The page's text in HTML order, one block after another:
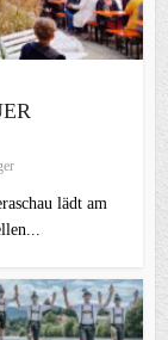
lädt am